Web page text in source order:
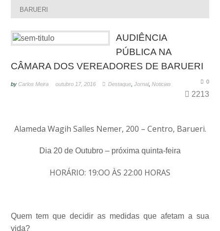
BARUERI
AUDIÊNCIA
PÚBLICA NA
CÂMARA DOS VEREADORES DE BARUERI
byCarlos Meira outubro 17, 2016 Destaque ,Jornal,Noticias 0
2213
Alameda Wagih Salles Nemer, 200 – Centro, Barueri.
Dia 20 de Outubro – próxima quinta-feira
HORÁRIO: 19:OO ÀS 22:00 HORAS
Quem tem que decidir as medidas que afetam a sua
vida?